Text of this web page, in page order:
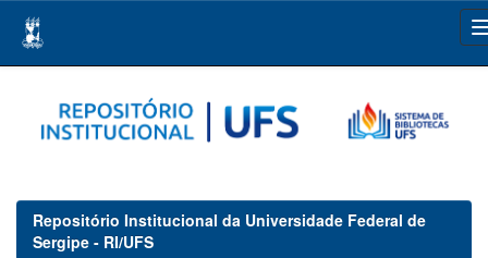
navigation
Repositório Institucional da Universidade Federal de
Sergipe - RI/UFS